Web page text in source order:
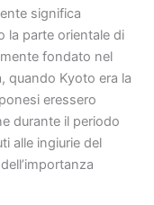
significa
la parte orientale di
fondato nel
quando Kyoto era la
eressero
durante il periodo
alle ingiurie del